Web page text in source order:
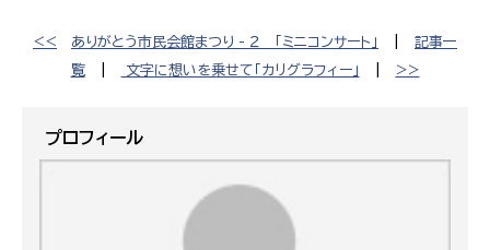
<< ありがとう市民会館まつり - ２ 「ミニコンサート」
記事一
覧| 文字に想いを乗せて「カリグラフィー」 >>
プロフィール